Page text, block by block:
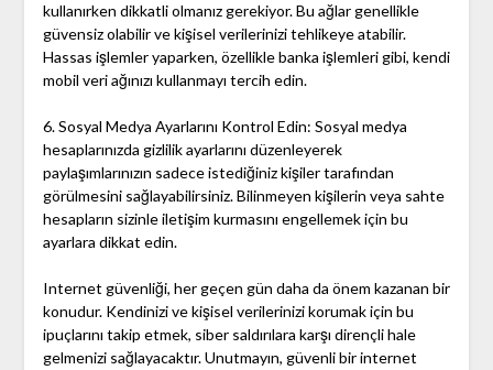
kullanırken dikkatli olmanız gerekiyor. Bu ağlar genellikle
güvensiz olabilir ve kişisel verilerinizi tehlikeye atabilir.
Hassas işlemler yaparken, özellikle banka işlemleri gibi, kendi
mobil veri ağınızı kullanmayı tercih edin.
6. Sosyal Medya Ayarlarını Kontrol Edin: Sosyal medya
hesaplarınızda gizlilik ayarlarını düzenleyerek
paylaşımlarınızın sadece istediğiniz kişiler tarafından
görülmesini sağlayabilirsiniz. Bilinmeyen kişilerin veya sahte
hesapların sizinle iletişim kurmasını engellemek için bu
ayarlara dikkat edin.
Internet güvenliği, her geçen gün daha da önem kazanan bir
konudur. Kendinizi ve kişisel verilerinizi korumak için bu
ipuçlarını takip etmek, siber saldırılara karşı dirençli hale
gelmenizi sağlayacaktır. Unutmayın, güvenli bir internet